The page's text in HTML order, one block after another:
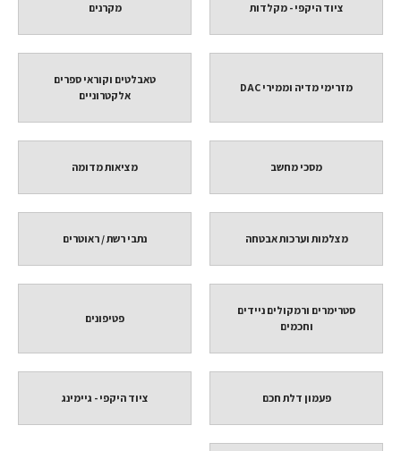
ציוד היקפי - מקלדות מקרנים
מזרימי מדיה וממירי DAC
טאבלטים וקוראי ספרים
אלקטרוניים
מסכי מחשב מציאות מדומה
מצלמות וערכות אבטחה נתבי רשת / ראוטרים
סטרימרים ורמקולים ניידים
וחכמים
פטיפונים
פעמון דלת חכם ציוד היקפי - גיימינג